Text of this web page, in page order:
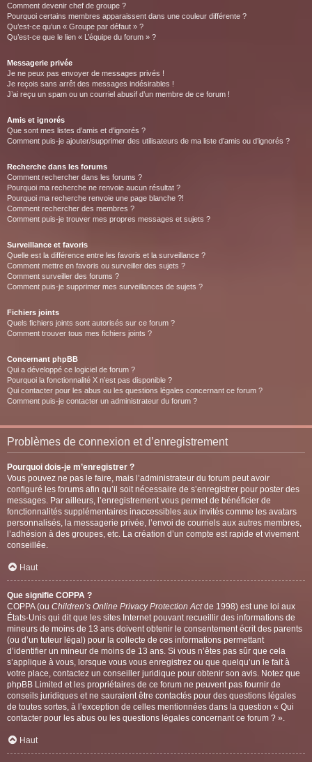
Comment devenir chef de groupe ?
Pourquoi certains membres apparaissent dans une couleur différente ?
Qu’est-ce qu’un « Groupe par défaut » ?
Qu’est-ce que le lien « L’équipe du forum » ?
Messagerie privée
Je ne peux pas envoyer de messages privés !
Je reçois sans arrêt des messages indésirables !
J’ai reçu un spam ou un courriel abusif d’un membre de ce forum !
Amis et ignorés
Que sont mes listes d’amis et d’ignorés ?
Comment puis-je ajouter/supprimer des utilisateurs de ma liste d’amis ou d’ignorés ?
Recherche dans les forums
Comment rechercher dans les forums ?
Pourquoi ma recherche ne renvoie aucun résultat ?
Pourquoi ma recherche renvoie une page blanche ?!
Comment rechercher des membres ?
Comment puis-je trouver mes propres messages et sujets ?
Surveillance et favoris
Quelle est la différence entre les favoris et la surveillance ?
Comment mettre en favoris ou surveiller des sujets ?
Comment surveiller des forums ?
Comment puis-je supprimer mes surveillances de sujets ?
Fichiers joints
Quels fichiers joints sont autorisés sur ce forum ?
Comment trouver tous mes fichiers joints ?
Concernant phpBB
Qui a développé ce logiciel de forum ?
Pourquoi la fonctionnalité X n’est pas disponible ?
Qui contacter pour les abus ou les questions légales concernant ce forum ?
Comment puis-je contacter un administrateur du forum ?
Problèmes de connexion et d’enregistrement
Pourquoi dois-je m’enregistrer ?
Vous pouvez ne pas le faire, mais l’administrateur du forum peut avoir
configuré les forums afin qu’il soit nécessaire de s’enregistrer pour poster des
messages. Par ailleurs, l’enregistrement vous permet de bénéficier de
fonctionnalités supplémentaires inaccessibles aux invités comme les avatars
personnalisés, la messagerie privée, l’envoi de courriels aux autres membres,
l’adhésion à des groupes, etc. La création d’un compte est rapide et vivement
conseillée.
Haut
Que signifie COPPA ?
COPPA (ou Children’s Online Privacy Protection Actde 1998) est une loi aux
États-Unis qui dit que les sites Internet pouvant recueillir des informations de
mineurs de moins de 13 ans doivent obtenir le consentement écrit des parents
(ou d’un tuteur légal) pour la collecte de ces informations permettant
d’identifier un mineur de moins de 13 ans. Si vous n’êtes pas sûr que cela
s’applique à vous, lorsque vous vous enregistrez ou que quelqu’un le fait à
votre place, contactez un conseiller juridique pour obtenir son avis. Notez que
phpBB Limited et les propriétaires de ce forum ne peuvent pas fournir de
conseils juridiques et ne sauraient être contactés pour des questions légales
de toutes sortes, à l’exception de celles mentionnées dans la question « Qui
contacter pour les abus ou les questions légales concernant ce forum ? ».
Haut